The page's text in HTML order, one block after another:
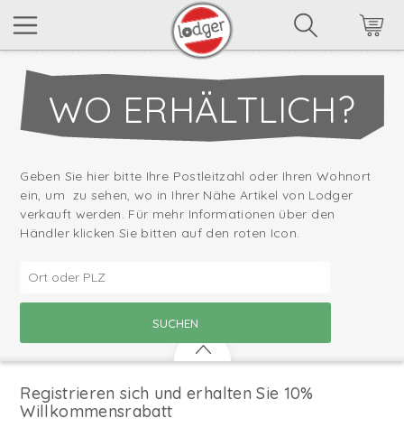
WO ERHÄLTLICH?
Geben Sie hier bitte Ihre Postleitzahl oder Ihren Wohnort
ein, um zu sehen, wo in Ihrer Nähe Artikel von Lodger
verkauft werden. Für mehr Informationen über den
Händler klicken Sie bitten auf den roten Icon.
Registrieren sich und erhalten Sie 10%
Willkommensrabatt